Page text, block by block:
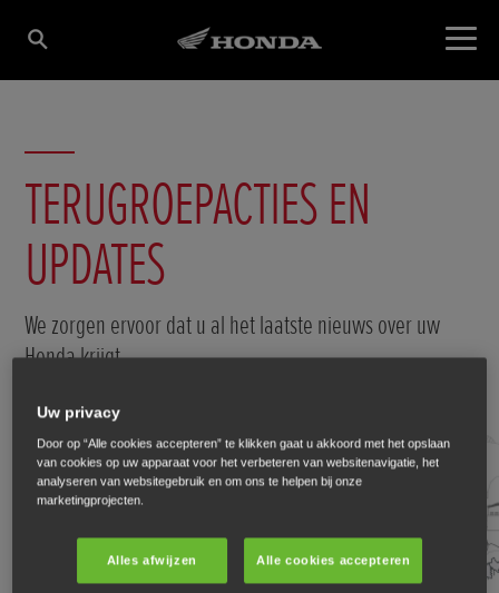
TERUGROEPACTIES EN
UPDATES
We zorgen ervoor dat u al het laatste nieuws over uw
Honda krijgt.
Uw privacy
Door op “Alle cookies accepteren” te klikken gaat u akkoord met het opslaan
van cookies op uw apparaat voor het verbeteren van websitenavigatie, het
analyseren van websitegebruik en om ons te helpen bij onze
marketingprojecten.
Alles afwijzen Alle cookies accepteren